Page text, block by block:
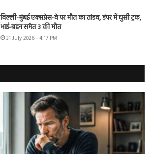
दिल्ली-मुंबई एक्सप्रेस-वे पर मौत का तांडव, डंपर में घुसी ट्रक,
भाई-बहन समेत 3 की मौत
31 July 2026 - 4:17 PM